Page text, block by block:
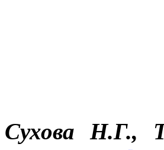
Сухова Н.Г.,